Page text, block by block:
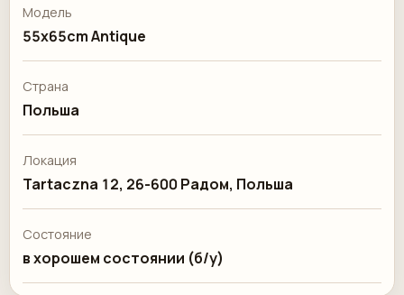
Модель
55x65cm Antique
Страна
Польша
Локация
Tartaczna 12, 26-600 Радом, Польша
Состояние
в хорошем состоянии (б/у)